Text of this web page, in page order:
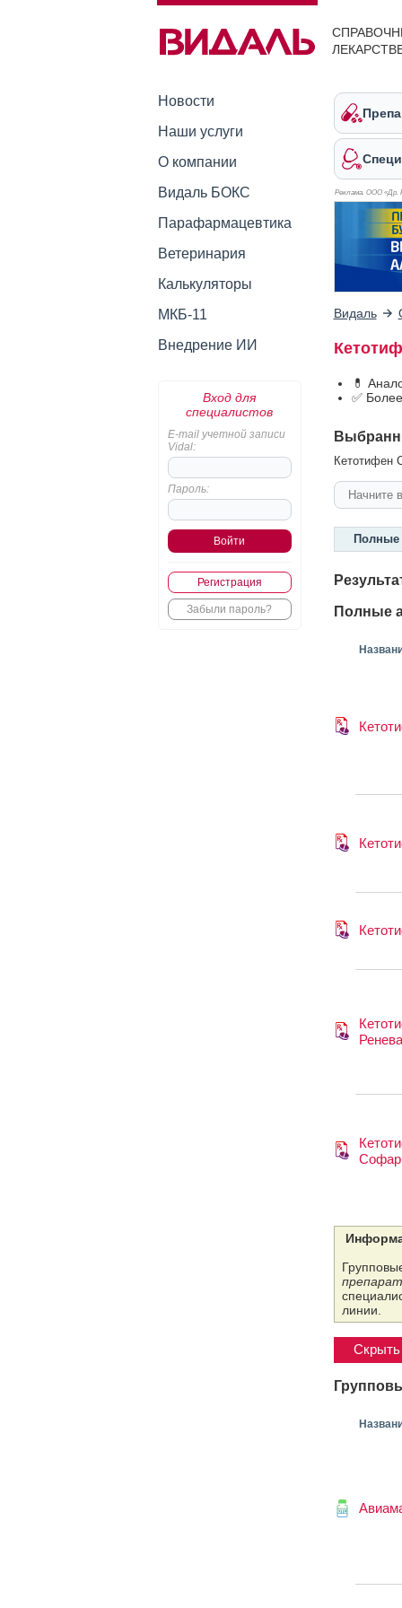
Новости
Наши услуги
О компании
Видаль БОКС
Парафармацевтика
Ветеринария
Калькуляторы
МКБ-11
Внедрение ИИ
Вход для
специалистов
E-mail учетной записи
Vidal:
Пароль:
Регистрация
Забыли пароль?
Реклама. ООО «Др.
Видаль
💊
✅
Кетотифен
Полные
Полные
линии.
Скрыть